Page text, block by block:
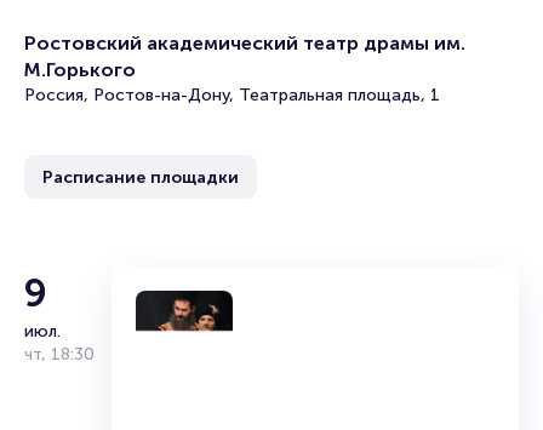
Portalbilet – удобный и надежный сервис для покупки и
продажи билетов на мероприятия разного формата.
ваше имя занимает не более двух минут. Билеты на
Полезные ссылки
Подробнее о том, как вернуть, сдать или продать билет
читайте в разделах:
Ростовский академический театр драмы им.
М.Горького
Россия, Ростов-на-Дону, Театральная площадь, 1
Расписание площадки
9
июл.
чт, 18:30